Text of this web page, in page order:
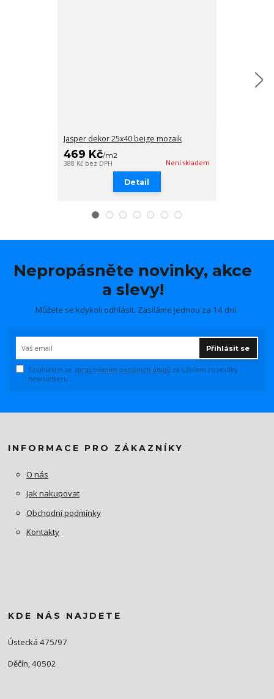
Jasper dekor 25x40 beige mozaik
469 Kč/m2
388 Kč bez DPH Není skladem
Detail
Nepropásněte novinky, akce
a slevy!
Můžete se kdykoli odhlásit. Zasíláme jednou za 14 dní.
Přihlásit se
Souhlasím se zpracováním osobních údajů za účelem rozesílky
newsletteru.
INFORMACE PRO ZÁKAZNÍKY
O nás
Jak nakupovat
Obchodní podmínky
Kontakty
KDE NÁS NAJDETE
Ústecká 475/97
Děčín, 40502